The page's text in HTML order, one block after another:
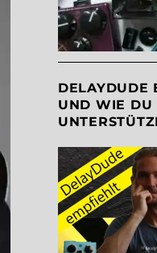
DELAYDUDE
UND WIE DU